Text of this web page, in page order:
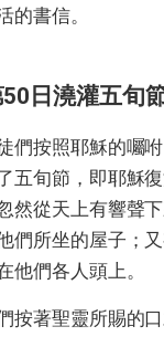
的書信。
日澆灌五旬
們按照耶穌的囑
五旬節，即耶穌
然從天上有響聲
們所坐的屋子；
他們各人頭上。
按著聖靈所賜的